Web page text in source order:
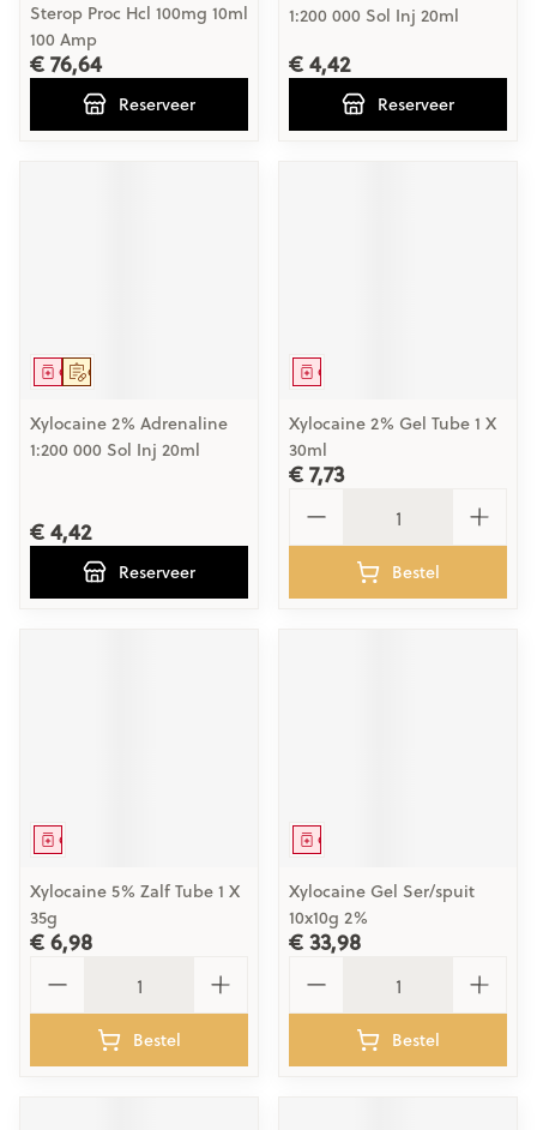
Sterop Proc Hcl 100mg 10ml
100 Amp
€ 76,64
Reserveer
1:200 000 Sol Inj 20ml
€ 4,42
Reserveer
Op voorschrift
Geneesmiddel
Xylocaine 2% Adrenaline
1:200 000 Sol Inj 20ml
€ 4,42
Reserveer
Geneesmiddel
Xylocaine 2% Gel Tube 1 X
30ml
€ 7,73
Bestel
Geneesmiddel
Xylocaine 5% Zalf Tube 1 X
35g
€ 6,98
Bestel
Geneesmiddel
Xylocaine Gel Ser/spuit
10x10g 2%
€ 33,98
Bestel